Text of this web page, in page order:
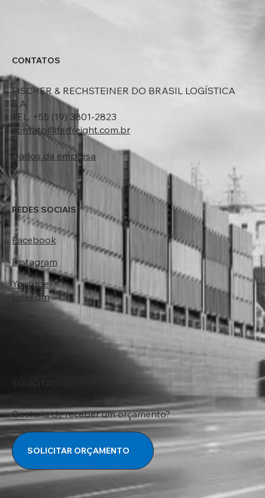
CONTATOS
FISCHER & RECHSTEINER DO BRASIL LOGÍSTICA
S.A.
TEL. +55 (19) 3801-2823
contato@ferfreight.com.br
Dados da empresa
REDES SOCIAIS
Facebook
Youtube
Instagram
LinkedIn
Gostaria de receber um orçamento?
SOLICITAR ORÇAMENTO